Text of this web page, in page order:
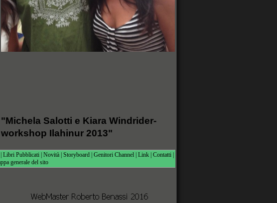
"Michela Salotti e Kiara Windrider-
workshop Ilahinur 2013"
Libri Pubblicati| Novità| Storyboard| Genitori Channel| Link| Contatti|
generale del sito